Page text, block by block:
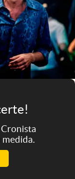
Cronista
medida.